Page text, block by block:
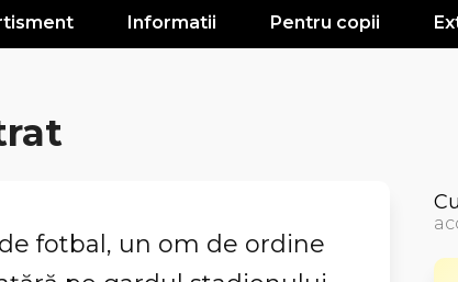
Informatii Pentru copii
fotbal, un om de ordine